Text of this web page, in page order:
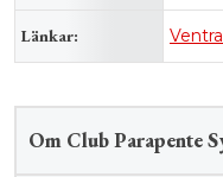
Länkar:
Om Club Parapente